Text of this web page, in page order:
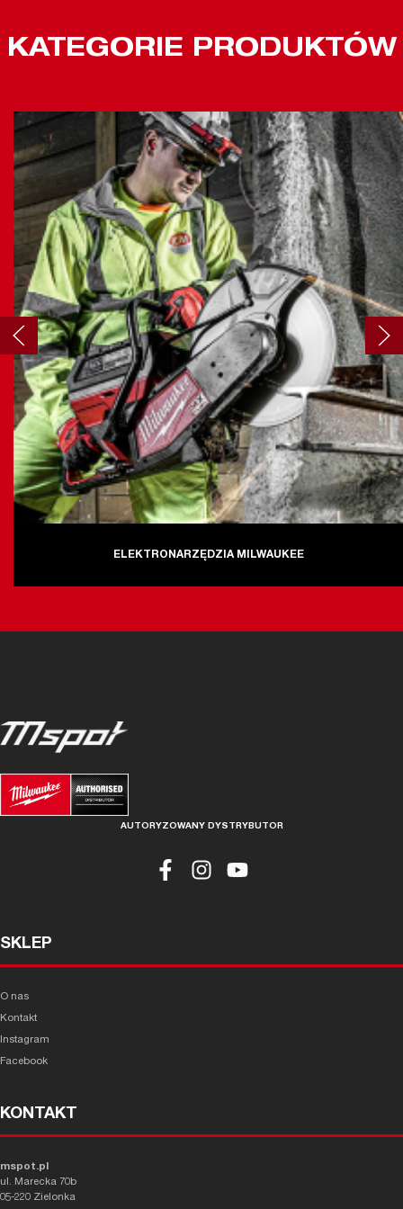
KATEGORIE PRODUKTÓW
ELEKTRONARZĘDZIA MILWAUKEE
AUTORYZOWANY DYSTRYBUTOR
SKLEP
O nas
Kontakt
Instagram
Facebook
KONTAKT
mspot.pl
ul. Marecka 70b
05-220 Zielonka